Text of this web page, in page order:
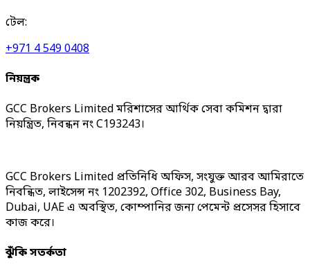
টেল:
+971 4 549 0408
নিয়ন্ত্রক
GCC Brokers Limited মরিশাসের আর্থিক সেবা কমিশন দ্বারা
নিয়ন্ত্রিত, নিবন্ধন নং C193243।
GCC Brokers Limited প্রতিনিধি অফিস, সংযুক্ত আরব আমিরাতে
নিবন্ধিত, লাইসেন্স নং 1202392, Office 302, Business Bay,
Dubai, UAE এ অবস্থিত, কোম্পানির জন্য পেমেন্ট প্রসেসর হিসাবে
কাজ করে।
ঝুঁকি সতর্কতা